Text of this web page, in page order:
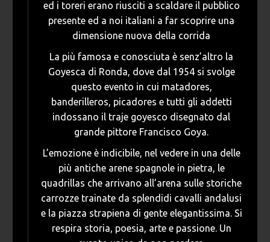
ed i toreri erano riusciti a scaldare il pubblico
presente ed a noi italiani a far scoprire una
dimensione nuova della corrida
La più famosa e conosciuta è senz’altro la
Goyesca di Ronda, dove dal 1954 si svolge
questo evento in cui matadores,
banderilleros, picadores e tutti gli addetti
indossano il traje goyesco disegnato dal
grande pittore Francisco Goya.
L’emozione è indicibile, nel vedere in una delle
più antiche arene spagnole in pietra, le
quadrillas che arrivano all’arena sulle storiche
carrozze trainate da splendidi cavalli andalusi
e la piazza strapiena di gente elegantissima. Si
respira storia, poesia, arte e passione. Un